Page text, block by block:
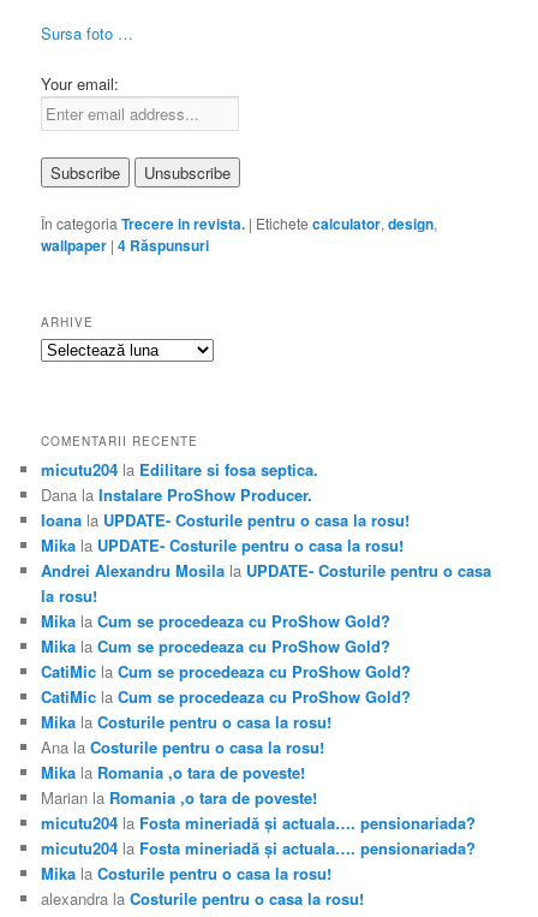
Sursa foto …
Your email:
În categoria Trecere in revista. | Etichete calculator,design,
wallpaper |4 Răspunsuri
ARHIVE
Arhive
COMENTARII RECENTE
micutu204 la Edilitare si fosa septica.
Dana laInstalare ProShow Producer.
Ioana la UPDATE- Costurile pentru o casa la rosu!
Mika la UPDATE- Costurile pentru o casa la rosu!
Andrei Alexandru Mosila la UPDATE- Costurile pentru o casa
la rosu!
Mika laCum se procedeaza cu ProShow Gold?
Mika laCum se procedeaza cu ProShow Gold?
CatiMic laCum se procedeaza cu ProShow Gold?
CatiMic laCum se procedeaza cu ProShow Gold?
Mika laCosturile pentru o casa la rosu!
Ana laCosturile pentru o casa la rosu!
Mika la Romania ,o tara de poveste!
Marian la Romania ,o tara de poveste!
micutu204 la Fosta mineriadă şi actuala…. pensionariada?
micutu204 la Fosta mineriadă şi actuala…. pensionariada?
Mika laCosturile pentru o casa la rosu!
alexandra laCosturile pentru o casa la rosu!